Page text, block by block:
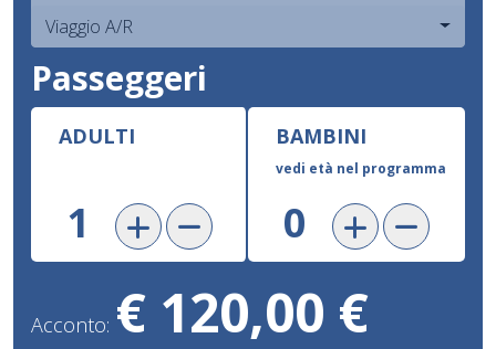
Viaggio A/R
Passeggeri
ADULTI BAMBINI
vedi età nel programma
Acconto: € 120,00 €